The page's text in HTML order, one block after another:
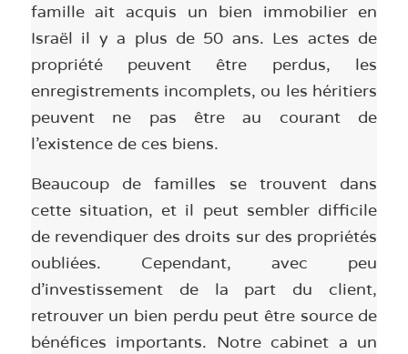
famille ait acquis un bien immobilier en
Israël il y a plus de 50 ans. Les actes de
propriété peuvent être perdus, les
enregistrements incomplets, ou les héritiers
peuvent ne pas être au courant de
l’existence de ces biens.
Beaucoup de familles se trouvent dans
cette situation, et il peut sembler difficile
de revendiquer des droits sur des propriétés
oubliées. Cependant, avec peu
d’investissement de la part du client,
retrouver un bien perdu peut être source de
bénéfices importants. Notre cabinet a un